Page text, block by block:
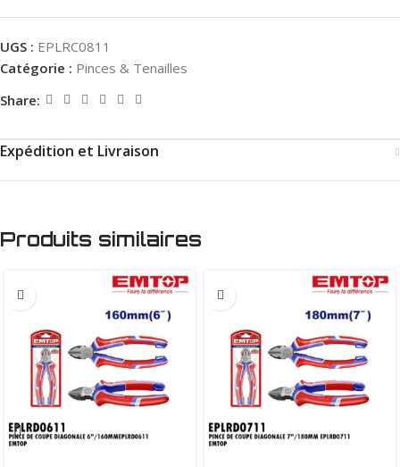
UGS : EPLRC0811
Catégorie : Pinces & Tenailles
Share:
Expédition et Livraison
Produits similaires